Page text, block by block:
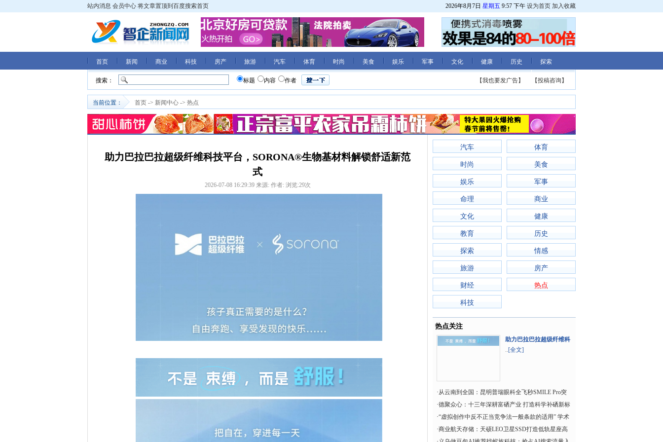
站内消息 会员中心 将文章置顶到百度搜索首页 2026年8月7日 星期五 9:57 下午 设为首页 加入收藏
首页 新闻 商业 科技 房产 旅游 汽车 体育 时尚 美食 娱乐 军事 文化 健康 历史 探索
搜索： 标题 内容 作者 【投稿咨询】
【我也要发广告】
当前位置： 首页 -> 新闻中心 -> 热点
助力巴拉巴拉超级纤维科技平台，SORONA®生物基材料解锁舒适新范
式
2026-07-08 16:29:39 来源: 作者: 浏览:29次
汽车 体育
时尚 美食
娱乐 军事
命理 商业
文化 健康
教育 历史
探索 情感
旅游 房产
财经 热点
科技
热点关注
助力巴拉巴拉超级纤维科
技平台，SORONA&..
..[全文]
·从云南到全国：昆明普瑞眼科全飞秒SMILE Pro突
破2500例的AI技术
·德聚众心：十三年深耕富硒产业 打造科学补硒新标
杆
·“虚拟创作中反不正当竞争法一般条款的适用” 学术
研讨会在南京
·商业航天存储：天硕LEO卫星SSD打造低轨星座高